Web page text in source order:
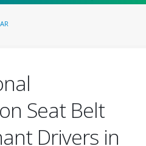
Seat Belt
Drivers in